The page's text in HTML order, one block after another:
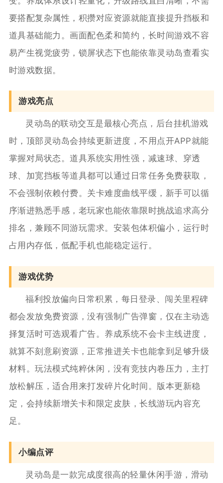
要搭配复杂属性，积攒对应资源就能直接提升挡板和
道具基础能力。画面配色柔和简约，长时间游戏不容
易产生视觉疲劳，锁屏状态下也能依靠灵动岛查看实
时游戏数据。
游戏亮点
灵动岛的联动交互是最核心亮点，后台挂机游戏
时，顶部灵动岛会持续更新进度，不用点开APP就能
掌握对局状态。道具系统实用性强，减速球、穿透
球、加宽挡板等道具都可以通过日常任务免费获取，
不会强制依赖付费。关卡难度曲线平缓，新手可以循
序渐进熟悉手感，老玩家也能依靠限时挑战追求高分
排名，兼顾不同游玩需求。安装包体积偏小，运行时
占用内存低，低配手机也能稳定运行。
游戏优势
福利投放偏向日常积累，每日登录、闯关里程碑
都会发放免费资源，没有强制广告弹窗，仅在主动选
择复活时可选观看广告。养成系统不会卡主线进度，
就算不刻意刷资源，正常推进关卡也能拿到足够升级
材料。玩法模式纯粹休闲，没有竞技内卷压力，主打
放松解压，适合用来打发碎片化时间。版本更新稳
定，会持续新增关卡和限定皮肤，长线游玩内容充
足。
小编点评
灵动岛是一款完成度很高的轻量休闲手游，滑动